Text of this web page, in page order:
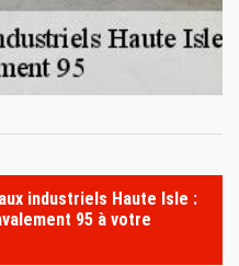
industriels Haute Isle :
95 à votre